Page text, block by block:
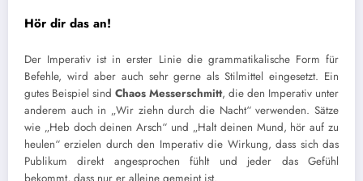
Hör dir das an!
Der Imperativ ist in erster Linie die grammatikalische Form für
Befehle, wird aber auch sehr gerne als Stilmittel eingesetzt. Ein
gutes Beispiel sind Chaos Messerschmitt, die den Imperativ unter
anderem auch in „Wir ziehn durch die Nacht“ verwenden. Sätze
wie „Heb doch deinen Arsch“ und „Halt deinen Mund, hör auf zu
heulen“ erzielen durch den Imperativ die Wirkung, dass sich das
Publikum direkt angesprochen fühltund jeder das Gefühl